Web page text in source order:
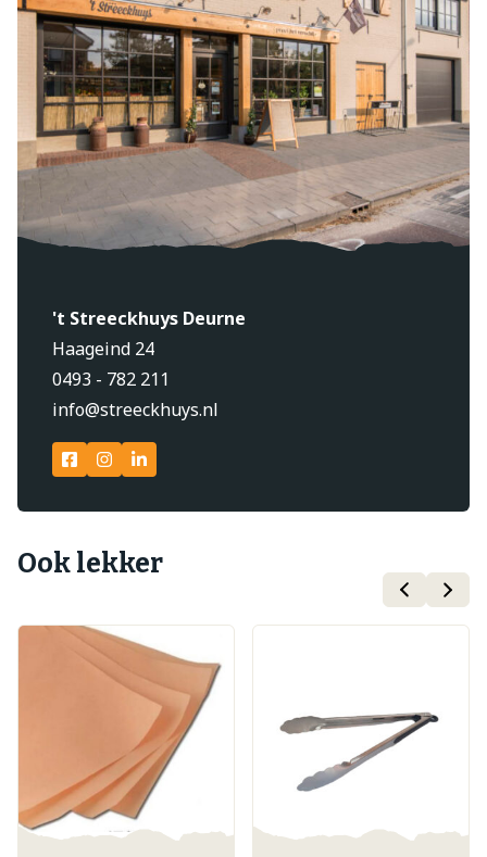
't Streeckhuys Deurne
Haageind 24
0493 - 782 211
info@streeckhuys.nl
Ook lekker